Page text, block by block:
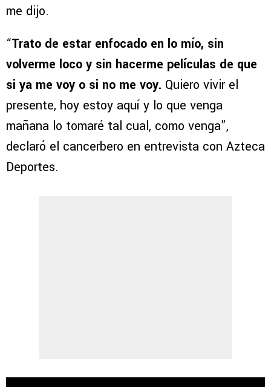
me dijo.
“Trato de estar enfocado en lo mío, sin
volverme loco y sin hacerme películas de que
si ya me voy o si no me voy. Quiero vivir el
presente, hoy estoy aquí y lo que venga
mañana lo tomaré tal cual, como venga”,
declaró el cancerbero en entrevista con Azteca
Deportes.